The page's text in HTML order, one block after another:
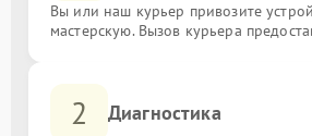
Вы или наш курьер привозите
мастерскую. Вызов курьера
2 Диагностика